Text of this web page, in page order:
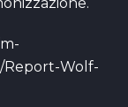
Wolf-